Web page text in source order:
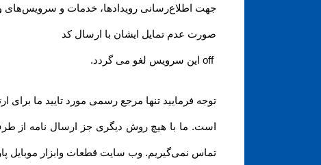
جهت اطلاع‌رسانی رویدادها، خدمات و سرویس‌های
صورت عدم تمایل ایشان با ارسال کد
off این سرویس لغو می گردد.
توجه فرمایید تنها مرجع رسمی مورد تایید ما برای
است. ما با هیچ روش دیگری جز ارسال نامه از
تماس نمی‌‏گیریم. وب سایت قطعات وابزار موبایل